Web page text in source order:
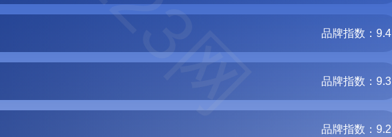
品牌指数：9.4
品牌指数：9.3
品牌指数：9.2